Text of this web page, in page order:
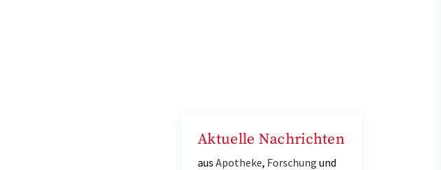
Aktuelle Nachrichten
aus Apotheke, Forschung und